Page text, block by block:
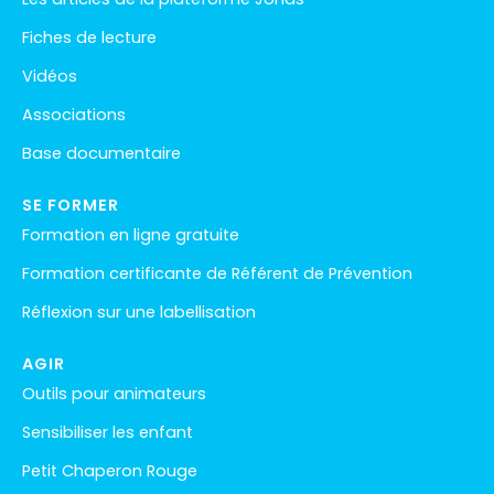
Fiches de lecture
Vidéos
Associations
Base documentaire
SE FORMER
Formation en ligne gratuite
Formation certificante de Référent de Prévention
Réflexion sur une labellisation
AGIR
Outils pour animateurs
Sensibiliser les enfant
Petit Chaperon Rouge